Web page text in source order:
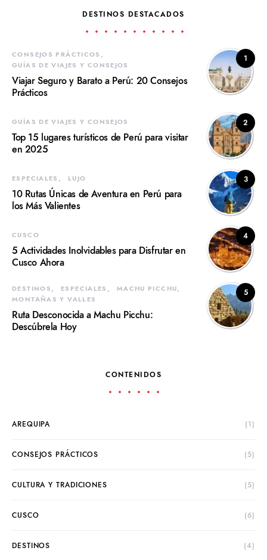
DESTINOS DESTACADOS
1
CONSEJOS PRÁCTICOS
GUÍAS DE VIAJES Y CONSEJOS
Viajar Seguro y Barato a Perú: 20 Consejos
Prácticos
2
GUÍAS DE VIAJES Y CONSEJOS
Top 15 lugares turísticos de Perú para visitar
en 2025
3
ESPECIALES LUJO
10 Rutas Únicas de Aventura en Perú para
los Más Valientes
4
CUSCO
5 Actividades Inolvidables para Disfrutar en
Cusco Ahora
5
DESTINOS ESPECIALES
MACHU PICCHU
MONTAÑAS Y VALLES
Ruta Desconocida a Machu Picchu:
Descúbrela Hoy
CONTENIDOS
AREQUIPA (1)
CONSEJOS PRÁCTICOS (5)
CULTURA Y TRADICIONES (5)
CUSCO (6)
DESTINOS (4)